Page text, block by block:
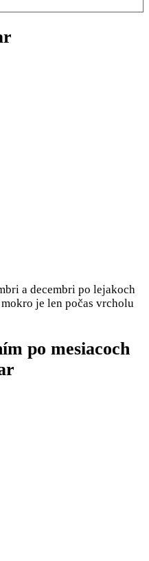
a decembri po lejakoch
je len počas vrcholu
po mesiacoch